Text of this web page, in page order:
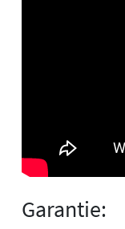
Garantie: